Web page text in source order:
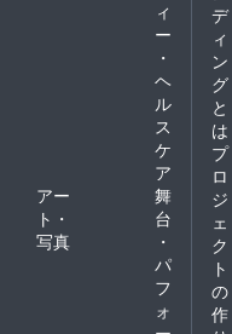
ィ
ー
・
ヘ
ル
ス
ケ
ア
アー
ト・
写真
舞
台
・
パ
フ
ォ
デ
ィ
ン
グ
と
は
プ
ロ
ジ
ェ
ク
ト
の
作